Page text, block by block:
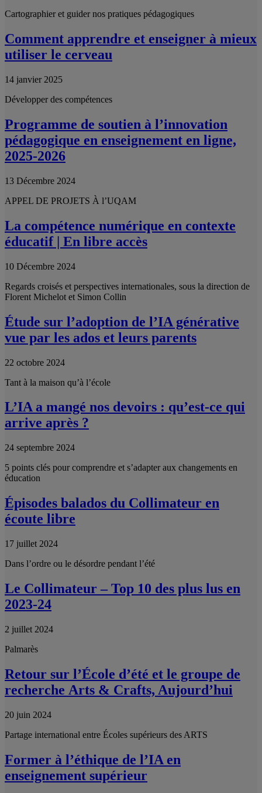
Cartographier et guider nos pratiques pédagogiques
Comment apprendre et enseigner à mieux
utiliser le cerveau
14 janvier 2025
Développer des compétences
Programme de soutien à l’innovation
pédagogique en enseignement en ligne,
2025-2026
13 Décembre 2024
APPEL DE PROJETS À l’UQAM
La compétence numérique en contexte
éducatif | En libre accès
10 Décembre 2024
Regards croisés et perspectives internationales, sous la direction de
Florent Michelot et Simon Collin
Étude sur l’adoption de l’IA générative
vue par les ados et leurs parents
22 octobre 2024
Tant à la maison qu’à l’école
L’IA a mangé nos devoirs : qu’est-ce qui
arrive après ?
24 septembre 2024
5 points clés pour comprendre et s’adapter aux changements en
éducation
Épisodes balados du Collimateur en
écoute libre
17 juillet 2024
Dans l’ordre ou le désordre pendant l’été
Le Collimateur – Top 10 des plus lus en
2023-24
2 juillet 2024
Palmarès
Retour sur l’École d’été et le groupe de
recherche Arts & Crafts, Aujourd’hui
20 juin 2024
Partage international entre Écoles supérieurs des ARTS
Former à l’éthique de l’IA en
enseignement supérieur